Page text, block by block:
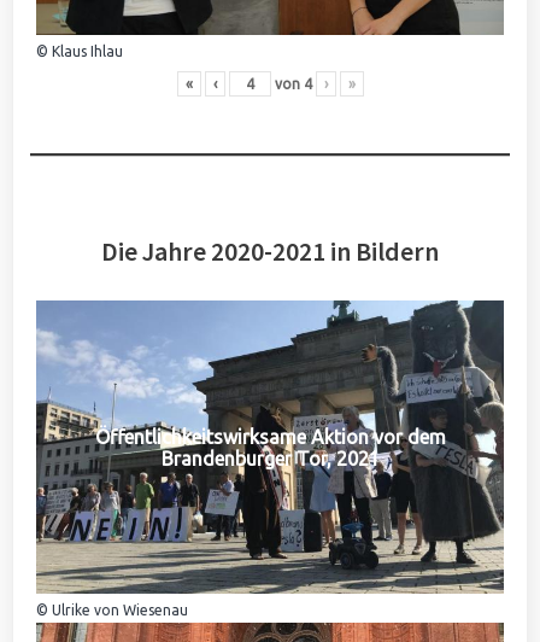
© Klaus Ihlau
« ‹ von 4 › »
Die Jahre 2020-2021 in Bildern
Öffentlichkeitswirksame Aktion vor dem
Brandenburger Tor, 2021
© Ulrike von Wiesenau